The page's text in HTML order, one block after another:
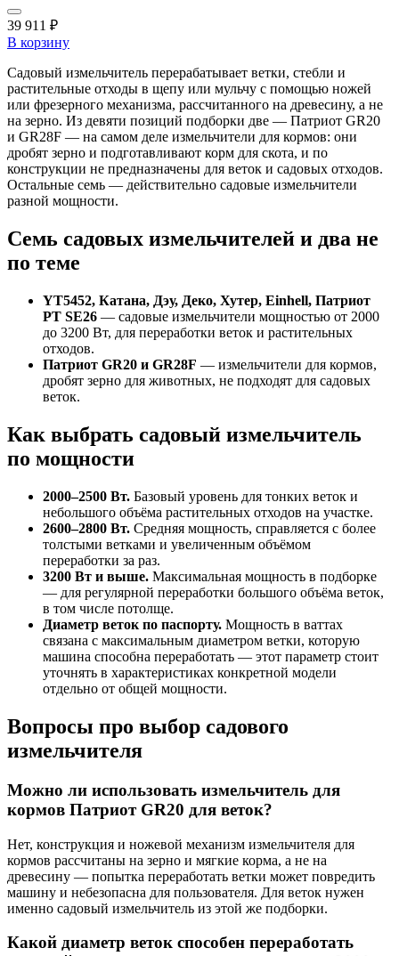
39 911 ₽
В корзину
Садовый измельчитель перерабатывает ветки, стебли и
растительные отходы в щепу или мульчу с помощью ножей
или фрезерного механизма, рассчитанного на древесину, а не
на зерно. Из девяти позиций подборки две — Патриот GR20
и GR28F — на самом деле измельчители для кормов: они
дробят зерно и подготавливают корм для скота, и по
конструкции не предназначены для веток и садовых отходов.
Остальные семь — действительно садовые измельчители
разной мощности.
Семь садовых измельчителей и два не
по теме
YT5452, Катана, Дэу, Деко, Хутер, Einhell, Патриот
PT SE26 — садовые измельчители мощностью от 2000
до 3200 Вт, для переработки веток и растительных
отходов.
Патриот GR20 и GR28F — измельчители для кормов,
дробят зерно для животных, не подходят для садовых
веток.
Как выбрать садовый измельчитель
по мощности
2000–2500 Вт. Базовый уровень для тонких веток и
небольшого объёма растительных отходов на участке.
2600–2800 Вт. Средняя мощность, справляется с более
толстыми ветками и увеличенным объёмом
переработки за раз.
3200 Вт и выше. Максимальная мощность в подборке
— для регулярной переработки большого объёма веток,
в том числе потолще.
Диаметр веток по паспорту. Мощность в ваттах
связана с максимальным диаметром ветки, которую
машина способна переработать — этот параметр стоит
уточнять в характеристиках конкретной модели
отдельно от общей мощности.
Вопросы про выбор садового
измельчителя
Можно ли использовать измельчитель для
кормов Патриот GR20 для веток?
Нет, конструкция и ножевой механизм измельчителя для
кормов рассчитаны на зерно и мягкие корма, а не на
древесину — попытка переработать ветки может повредить
машину и небезопасна для пользователя. Для веток нужен
именно садовый измельчитель из этой же подборки.
Какой диаметр веток способен переработать